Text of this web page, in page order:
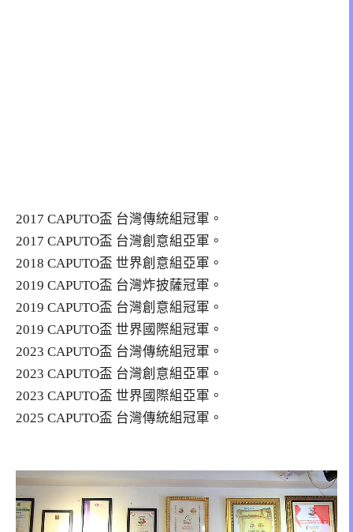
2017 CAPUTO盃 台灣傳統組冠軍。
2017 CAPUTO盃 台灣創意組亞軍。
2018 CAPUTO盃 世界創意組亞軍。
2019 CAPUTO盃 台灣炸披薩冠軍。
2019 CAPUTO盃 台灣創意組冠軍。
2019 CAPUTO盃 世界國際組冠軍。
2023 CAPUTO盃 台灣傳統組冠軍。
2023 CAPUTO盃 台灣創意組亞軍。
2023 CAPUTO盃 世界國際組亞軍。
2025 CAPUTO盃 台灣傳統組冠軍。